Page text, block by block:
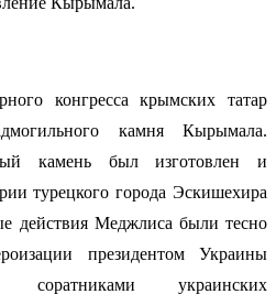
конгресса крымских татар
камня Кырымала.
камень был изготовлен и
турецкого города Эскишехира
действия Меджлиса были тесно
президентом Украины
украинских